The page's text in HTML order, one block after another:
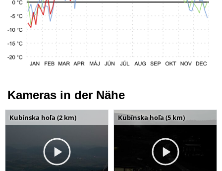
Kameras in der Nähe
Kubínska hoľa (2 km) Kubínska hoľa (5 km)